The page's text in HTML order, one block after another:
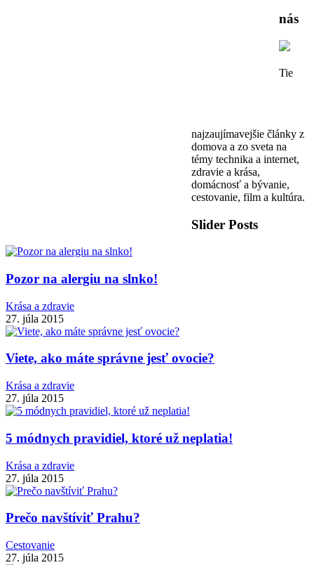
nás
Tie
najzaujímavejšie články z
domova a zo sveta na
témy technika a internet,
zdravie a krása,
domácnosť a bývanie,
cestovanie, film a kultúra.
Slider Posts
Pozor na alergiu na slnko!
Krása a zdravie
27. júla 2015
Viete, ako máte správne jesť ovocie?
Krása a zdravie
27. júla 2015
5 módnych pravidiel, ktoré už neplatia!
Krása a zdravie
27. júla 2015
Prečo navštíviť Prahu?
Cestovanie
27. júla 2015